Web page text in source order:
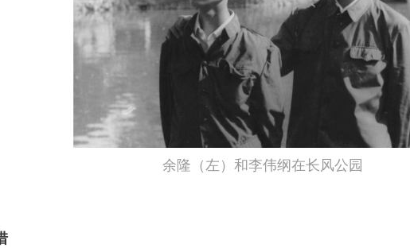
余隆（左）和李伟纲在长风公园